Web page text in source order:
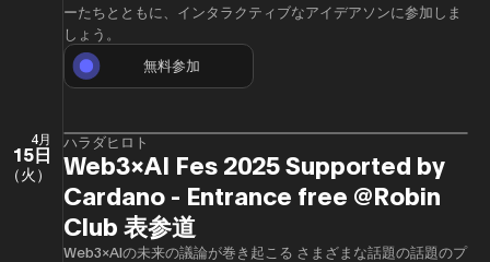
ーたちとともに、インタラクティブなアイデアソンに参加しま
しょう。
無料参加
4月
15日
（火）
ハラダヒロト
Web3×AI Fes 2025 Supported by
Cardano - Entrance free @Robin
Club 表参道
Web3×AIの未来の議論が巻き起こる さまざまな話題の話題のプ